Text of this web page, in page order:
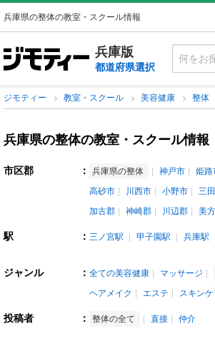
兵庫県の整体の教室・スクール情報
兵庫版
都道府県選択
ジモティー 教室・スクール 美容健康 整体
兵庫県の整体の教室・スクール情報
市区郡 ： 兵庫県の整体 神戸市 姫路
高砂市
川西市 小野市 三
加古郡
神崎郡 川辺郡 美
駅 ： 三ノ宮駅 甲子園駅 兵庫駅
ジャンル ： 全ての美容健康 マッサージ
ヘアメイク
エステ スキンケ
投稿者 ： 整体の全て 直接 仲介